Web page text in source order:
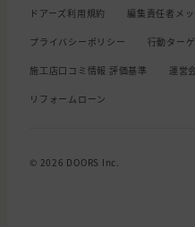
ドアーズ利用規約 編集責任者メ
プライバシーポリシー 行動ター
施工店口コミ情報 評価基準 運営
リフォームローン
© 2026 DOORS Inc.